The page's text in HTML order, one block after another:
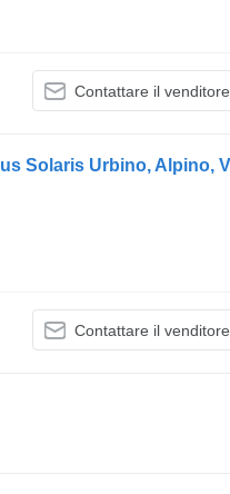
Contattare il venditore
Contattare il venditore